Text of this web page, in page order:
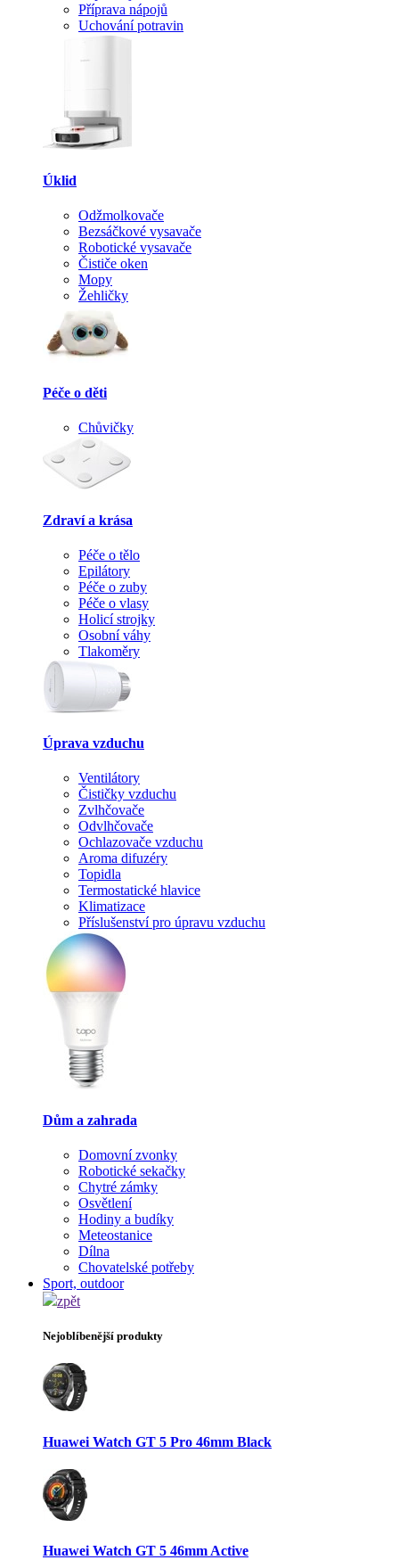
Příprava nápojů
Uchování potravin
Úklid
Odžmolkovače
Bezsáčkové vysavače
Robotické vysavače
Čističe oken
Mopy
Žehličky
Péče o děti
Chůvičky
Zdraví a krása
Péče o tělo
Epilátory
Péče o zuby
Péče o vlasy
Holicí strojky
Osobní váhy
Tlakoměry
Úprava vzduchu
Ventilátory
Čističky vzduchu
Zvlhčovače
Odvlhčovače
Ochlazovače vzduchu
Aroma difuzéry
Topidla
Termostatické hlavice
Klimatizace
Příslušenství pro úpravu vzduchu
Dům a zahrada
Domovní zvonky
Robotické sekačky
Chytré zámky
Osvětlení
Hodiny a budíky
Meteostanice
Dílna
Chovatelské potřeby
Sport, outdoor
zpět
Nejoblíbenější produkty
Huawei Watch GT 5 Pro 46mm Black
Huawei Watch GT 5 46mm Active